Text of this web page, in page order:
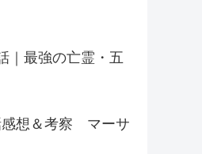
｜最強の亡霊・五
感想＆考察 マーサ